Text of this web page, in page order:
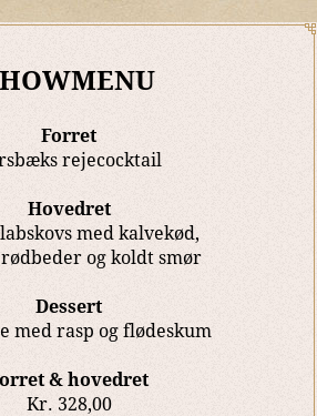
Forret
rejecocktail
Hovedret
med kalvekød,
og koldt smør
Dessert
med rasp og flødeskum
& hovedret
Kr. 328,00